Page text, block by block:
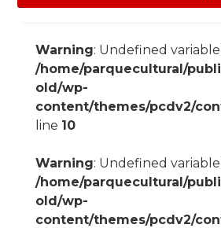
Warning: Undefined
/home/parquecultural/
old/wp-
content/themes/pcdv2/
line 10
Warning: Undefined
/home/parquecultural/
old/wp-
content/themes/pcdv2/